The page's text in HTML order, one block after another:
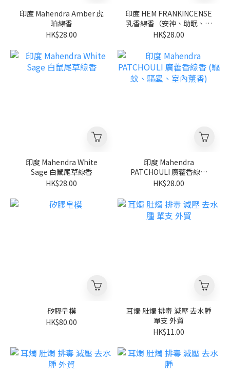
印度 Mahendra Amber 虎
珀線香
HK$28.00
印度 HEM FRANKINCENSE
乳香線香（安神、助眠、天
然薰香）
HK$28.00
印度 Mahendra White
Sage 白鼠尾草線香
HK$28.00
印度 Mahendra
PATCHOULI 廣藿香線香
(驅蚊、驅蟲、室內薰香)
HK$28.00
矽膠皂模
HK$80.00
耳燭 肚燭 排毒 減壓 去水腫
單支 外貿
HK$11.00